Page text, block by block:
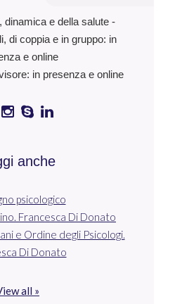
dinamica e della salute -
di coppia e in gruppo: in
e online
in presenza e online
anche
psicologico
Francesca Di Donato
e Ordine degli Psicologi.
Di Donato
all »